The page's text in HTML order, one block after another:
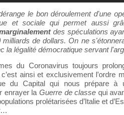
le bon déroulement d'une
et sociale qui permet aussi
des spéculations
de dollars. On ne
la légalité démocratique servant
du Coronavirus toujours
ainsi et exclusivement l’ordre
du Capital qui nous prépare à
enrayer la Guerre de classe qui
prolétarisées d’Italie et
…